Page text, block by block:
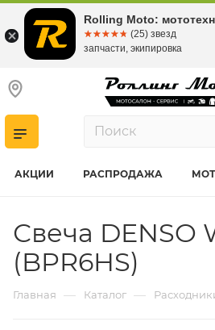
АКЦИИ РАСПРОДАЖА
Свеча DENSO
(BPR6HS)
Главная — Каталог —
Rolling Moto:
☆☆☆☆☆
★★★★★ (25) звезд
запчасти, экипировка